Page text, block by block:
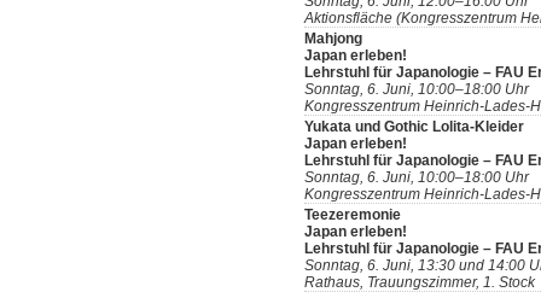
Aktionsfläche (Kongresszentrum
Mahjong
Japan erleben!
Lehrstuhl für Japanologie – FAU
Sonntag, 6. Juni, 10:00–18:00 Uhr
Kongresszentrum Heinrich-Lades-
Yukata und Gothic Lolita-Kleider
Japan erleben!
Lehrstuhl für Japanologie – FAU
Sonntag, 6. Juni, 10:00–18:00 Uhr
Kongresszentrum Heinrich-Lades-
Teezeremonie
Japan erleben!
Lehrstuhl für Japanologie – FAU
Sonntag, 6. Juni, 13:30 und 14:00
Rathaus, Trauungszimmer, 1. Stock